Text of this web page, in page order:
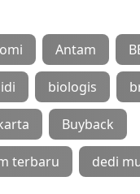
Antam
biologis
Buyback
terbaru dedi